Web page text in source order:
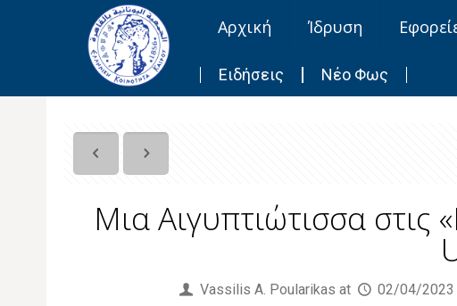
Αρχική Ίδρυση
Ειδήσεις Νέο Φως
Μια Αιγυπτιώτισσα
Vassilis Α. Poularikas at 02/04/2023